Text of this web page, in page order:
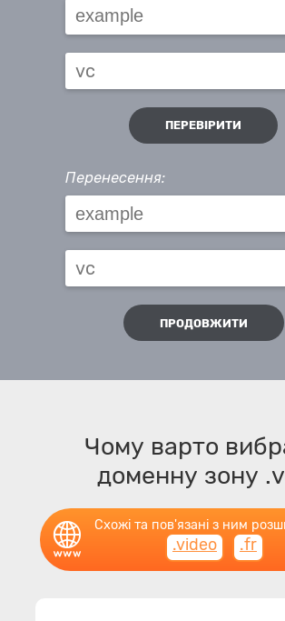
ПЕРЕВІРИТИ
Перенесення:
ПРОДОВЖИТИ
Чому варто
доменну зону
Схожі та пов'язані з ним
.video .fr